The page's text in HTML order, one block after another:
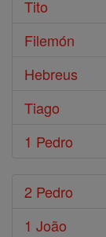
Tito
Filemón
Hebreus
Tiago
1 Pedro
2 Pedro
1 João